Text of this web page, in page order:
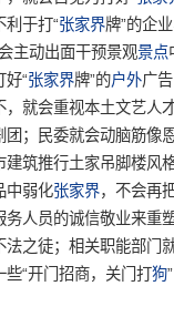
于打“张家界牌”的企
主动出面干预景观景点
“张家界牌”的户外广
，就会重视本土文艺人
；民委就会动脑筋像
筑推行土家吊脚楼风
中弱化张家界，不会再
务人员的诚信敬业来重
之徒；相关职能部门
“开门招商，关门打狗